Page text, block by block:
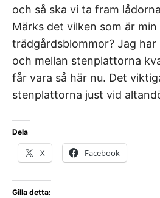
och så ska vi ta fram
Märks det vilken som är
trädgårdsblommor? Jag
och mellan stenplattorna
får vara så här nu. Det
stenplattorna just vid
Dela
X Facebook
Gilla detta: